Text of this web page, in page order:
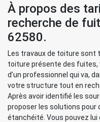
À propos des
recherche de
62580.
Les travaux de toiture sont
toiture présente des fuites,
d’un professionnel qui va,
votre structure tout en
Après avoir identifié les
proposer les solutions pour
étanchéité. Vous pouvez lui